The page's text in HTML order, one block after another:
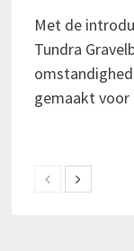
Met de
Tundra
gemaakt